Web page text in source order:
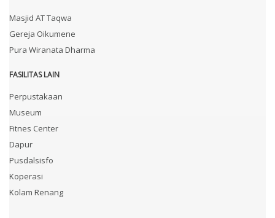
Masjid AT Taqwa
Gereja Oikumene
Pura Wiranata Dharma
FASILITAS LAIN
Perpustakaan
Museum
Fitnes Center
Dapur
Pusdalsisfo
Koperasi
Kolam Renang